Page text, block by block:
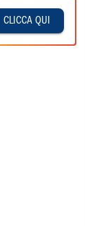
CLICCA QUI